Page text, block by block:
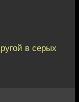
в серых